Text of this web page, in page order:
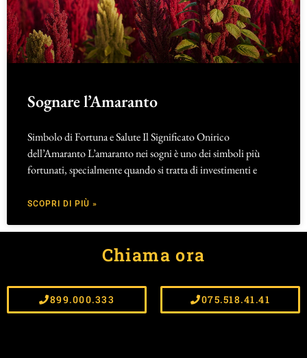
Sognare l’Amaranto
Simbolo di Fortuna e Salute Il Significato Onirico
dell’Amaranto L’amaranto nei sogni è uno dei simboli più
fortunati, specialmente quando si tratta di investimenti e
SCOPRI DI PIÙ »
Chiama ora
899.000.333 075.518.41.41